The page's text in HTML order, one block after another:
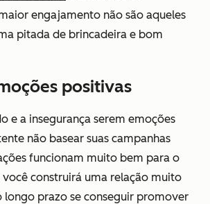
engajamento não são aqueles
pitada de brincadeira e bom
positivas
e a insegurança serem emoções
não basear suas campanhas
funcionam muito bem para o
construirá uma relação muito
longo prazo se conseguir promover